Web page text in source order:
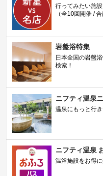
行ってみたい施
（全10回開催 /
岩盤浴特集
日本全国の岩盤
検索！
ニフティ温泉
温泉にもっと行
ニフティ温泉
温浴施設をお得